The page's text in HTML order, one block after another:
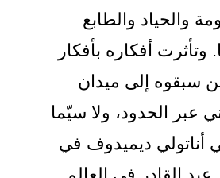
والطابع
أفكاره بأفكار
إلى ميدان
ولا سيّما
ديميدوف في